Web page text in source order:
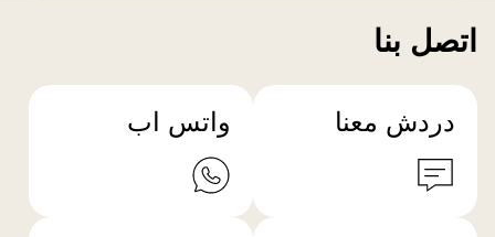
اتصل بنا
دردش معنا واتس اب